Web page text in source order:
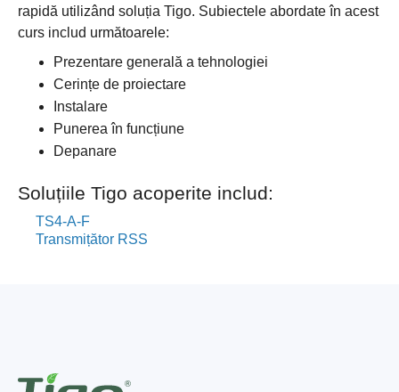
rapidă utilizând soluția Tigo. Subiectele abordate în acest
curs includ următoarele:
Prezentare generală a tehnologiei
Cerințe de proiectare
Instalare
Punerea în funcțiune
Depanare
Soluțiile Tigo acoperite includ:
TS4-A-F
Transmițător RSS